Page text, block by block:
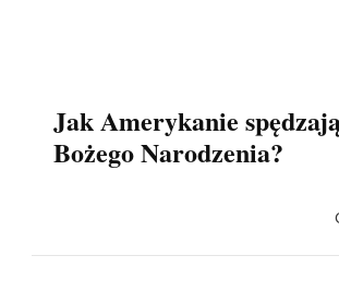
Jak Amerykanie
Bożego Narodzenia?